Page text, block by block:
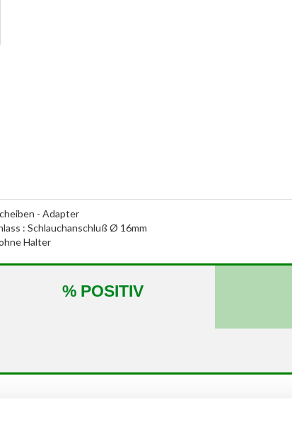
- Adapter
: Schlauchanschluß Ø 16mm
Halter
% POSITIV